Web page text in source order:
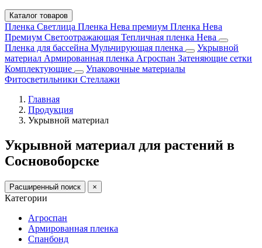
Каталог товаров
Пленка Светлица Пленка Нева премиум Пленка Нева
Премиум Светоотражающая Тепличная пленка Нева
Пленка для бассейна Мульчирующая пленка
Укрывной
материал Армированная пленка Агроспан Затеняющие сетки
Комплектующие
Упаковочные материалы
Фитосветильники Стеллажи
Главная
Продукция
Укрывной материал
Укрывной материал для растений в
Сосновоборске
Расширенный поиск ×
Категории
Агроспан
Армированная пленка
Спанбонд